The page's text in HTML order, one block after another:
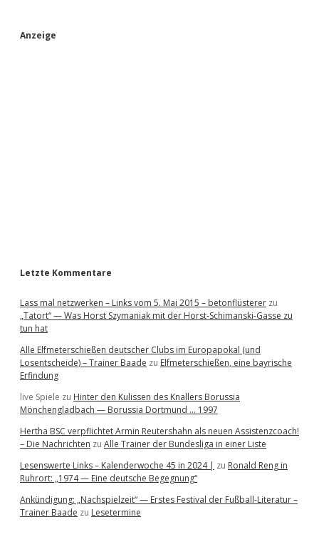
S
Anzeige
Letzte Kommentare
Lass mal netzwerken – Links vom 5. Mai 2015 – betonflüsterer zu
„Tatort“ — Was Horst Szymaniak mit der Horst-Schimanski-Gasse zu
tun hat
Alle Elfmeterschießen deutscher Clubs im Europapokal (und
Losentscheide) – Trainer Baade zu Elfmeterschießen, eine bayrische
Erfindung
live Spiele zu Hinter den Kulissen des Knallers Borussia
Mönchengladbach — Borussia Dortmund … 1997
Hertha BSC verpflichtet Armin Reutershahn als neuen Assistenzcoach!
– Die Nachrichten zu Alle Trainer der Bundesliga in einer Liste
Lesenswerte Links – Kalenderwoche 45 in 2024 | zu Ronald Reng in
Ruhrort: „1974 — Eine deutsche Begegnung“
Ankündigung: „Nachspielzeit“ — Erstes Festival der Fußball-Literatur –
Trainer Baade zu Lesetermine